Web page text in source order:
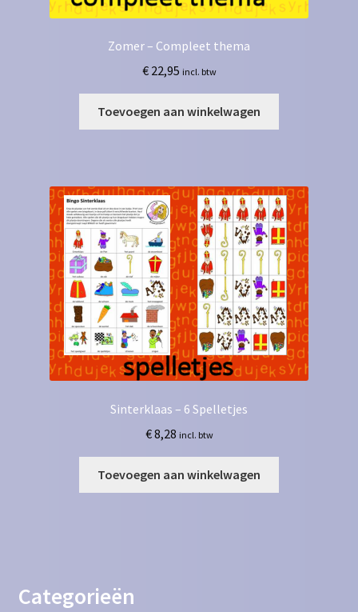
Zomer – Compleet thema
€22,95 incl. btw
Toevoegen aan winkelwagen
Sinterklaas – 6 Spelletjes
€8,28 incl. btw
Toevoegen aan winkelwagen
Categorieën